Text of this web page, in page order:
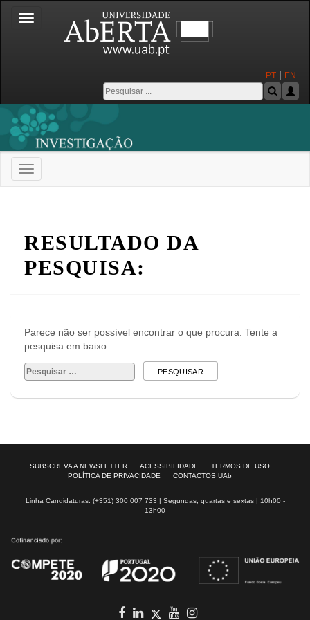
Toggle
navigation
PT | EN
Toggle
navigation
RESULTADO DA
PESQUISA:
Parece não ser possível encontrar o que procura. Tente a
pesquisa em baixo.
Pesquisar
por:
SUBSCREVA A NEWSLETTER ACESSIBILIDADE
TERMOS DE USO
POLÍTICA DE PRIVACIDADE
CONTACTOS UAb
Linha Candidaturas: (+351) 300 007 733 | Segundas, quartas e sextas | 10h00 -
13h00
Twitter